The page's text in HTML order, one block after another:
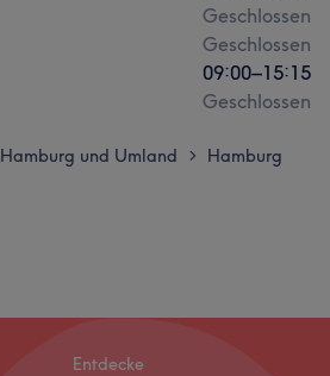
Geschlossen
Geschlossen
09:00–15:15
Geschlossen
Hamburg und Umland > Hamburg
Entdecke